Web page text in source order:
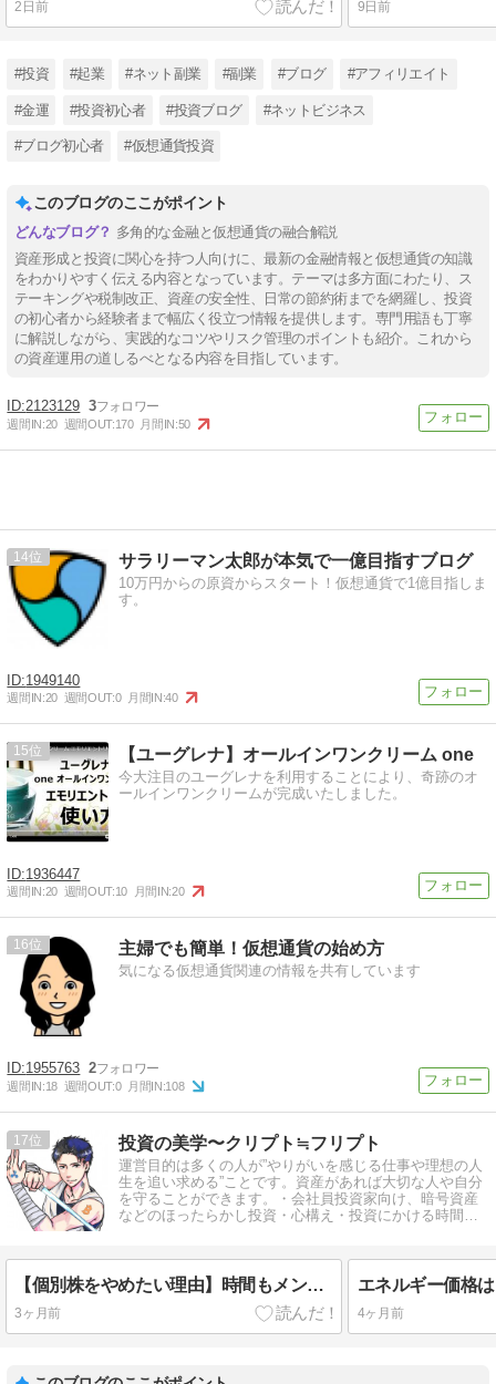
2日前 9日前
#投資 #起業 #ネット副業 #副業 #ブログ #アフィリエイト
#金運 #投資初心者 #投資ブログ #ネットビジネス
#ブログ初心者 #仮想通貨投資
このブログのここがポイント
多角的な金融と仮想通貨の融合解説
資産形成と投資に関心を持つ人向けに、最新の金融情報と仮想通貨の知識
をわかりやすく伝える内容となっています。テーマは多方面にわたり、ス
テーキングや税制改正、資産の安全性、日常の節約術までを網羅し、投資
の初心者から経験者まで幅広く役立つ情報を提供します。専門用語も丁寧
に解説しながら、実践的なコツやリスク管理のポイントも紹介。これから
の資産運用の道しるべとなる内容を目指しています。
2123129 3
週間IN:20 週間OUT:170 月間IN:50
14 サラリーマン太郎が本気で一億目指すブログ
10万円からの原資からスタート！仮想通貨で1億目指しま
す。
1949140
週間IN:20 週間OUT:0 月間IN:40
15 【ユーグレナ】オールインワンクリーム one
今大注目のユーグレナを利用することにより、奇跡のオ
ールインワンクリームが完成いたしました。
1936447
週間IN:20 週間OUT:10 月間IN:20
16 主婦でも簡単！仮想通貨の始め方
気になる仮想通貨関連の情報を共有しています
1955763 2
週間IN:18 週間OUT:0 月間IN:108
17 投資の美学〜クリプト≒フリプト
運営目的は多くの人が”やりがいを感じる仕事や理想の人
生を追い求める”ことです。資産があれば大切な人や自分
を守ることができます。・会社員投資家向け、暗号資産
などのほったらかし投資・心構え・投資にかける時間を
【個別株をやめたい理由】時間もメンタルも奪われる投資スタイルから距離を置くまでの話
3ヶ月前 4ヶ月前